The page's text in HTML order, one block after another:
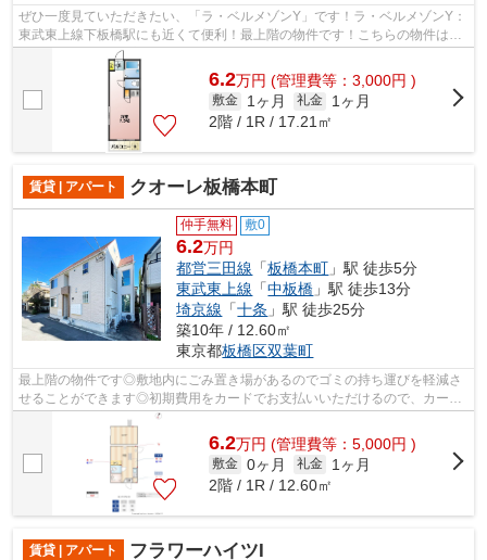
ぜひ一度見ていただきたい、「ラ・ベルメゾンY」です！ラ・ベルメゾンY：
東武東上線下板橋駅にも近くて便利！最上階の物件です！こちらの物件はア
パートです！シンプルながらも風の通...
6.2万円 (管理費等：3,000円 )
敷金 1ヶ月 礼金
1ヶ月
2階 / 1R / 17.21㎡
賃貸 | アパート クオーレ板橋本町
仲手無料 敷0
6.2万円
都営三田線 「板橋本町 」駅 徒歩5分
東武東上線 「中板橋 」駅 徒歩13分
埼京線 「十条 」駅 徒歩25分
築10年 / 12.60㎡
東京都板橋区双葉町
最上階の物件です◎敷地内にごみ置き場があるのでゴミの持ち運びを軽減さ
せることができます◎初期費用をカードでお支払いいただけるので、カード
で決済したい方にもおすすめです◎2沿線...
6.2万円 (管理費等：5,000円 )
敷金 0ヶ月 礼金
1ヶ月
2階 / 1R / 12.60㎡
賃貸 | アパート フラワーハイツI